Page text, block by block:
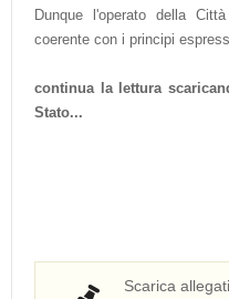
Dunque l'operato della
coerente con i principi
continua la lettura
Stato...
Scarica